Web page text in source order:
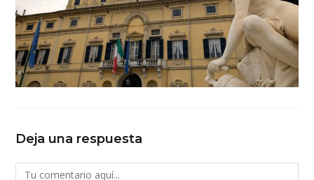
Deja una respuesta
Comentario